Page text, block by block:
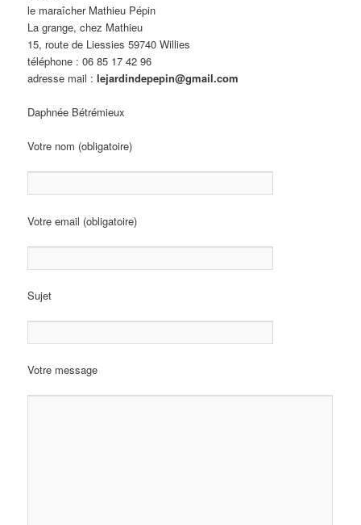
le maraîcher Mathieu Pépin
La grange, chez Mathieu
15, route de Liessies 59740 Willies
téléphone : 06 85 17 42 96
adresse mail :lejardindepepin@gmail.com
Daphnée Bétrémieux
Votre nom (obligatoire)
Votre email (obligatoire)
Sujet
Votre message